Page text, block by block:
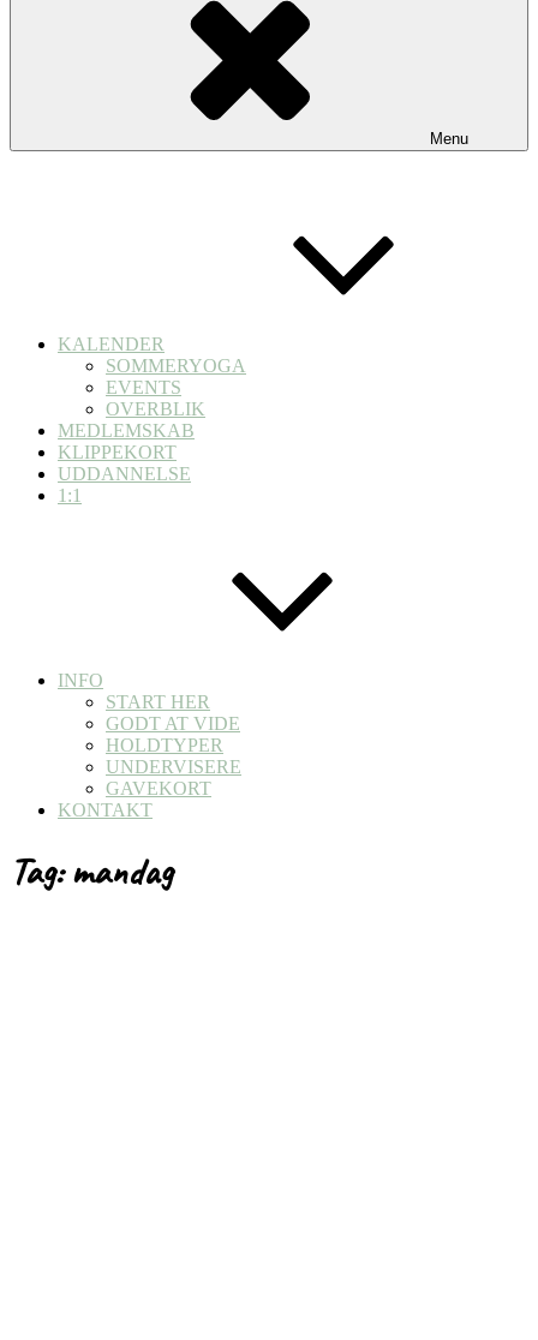
Menu
KALENDER
SOMMERYOGA
EVENTS
OVERBLIK
MEDLEMSKAB
KLIPPEKORT
UDDANNELSE
1:1
INFO
START HER
GODT AT VIDE
HOLDTYPER
UNDERVISERE
GAVEKORT
KONTAKT
Tag:mandag